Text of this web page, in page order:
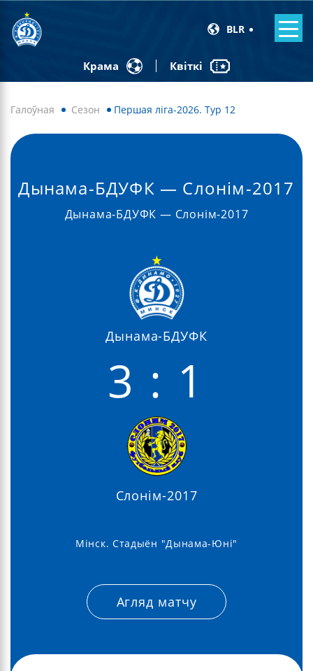
BLR
Крама Квіткі
Галоўная Сезон Першая ліга-2026. Тур 12
Дынама-БДУФК — Слонім-2017
Дынама-БДУФК — Слонім-2017
Дынама-БДУФК
3 : 1
Слонім-2017
Мінск. Стадыён "Дынама-Юні"
Агляд матчу